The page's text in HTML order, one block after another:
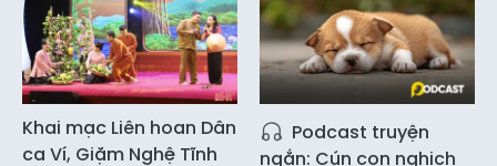
Khai mạc Liên hoan Dân
ca Ví, Giặm Nghệ Tĩnh
Podcast truyện
ngắn: Cún con nghịch